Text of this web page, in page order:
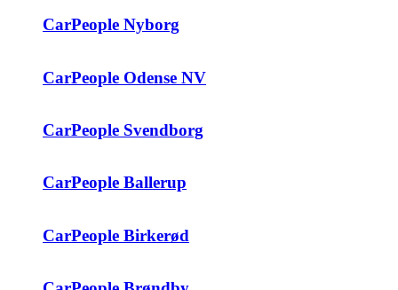
CarPeople Nyborg
CarPeople Odense NV
CarPeople Svendborg
CarPeople Ballerup
CarPeople Birkerød